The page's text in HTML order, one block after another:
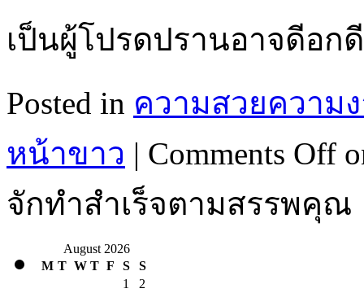
เป็นผู้โปรดปรานอาจดีอก
Posted in ความสวยความ
หน้าขาว | Comments Off
จักทำสำเร็จตามสรรพคุณ
August 2026
M T W T F S
S
1
2